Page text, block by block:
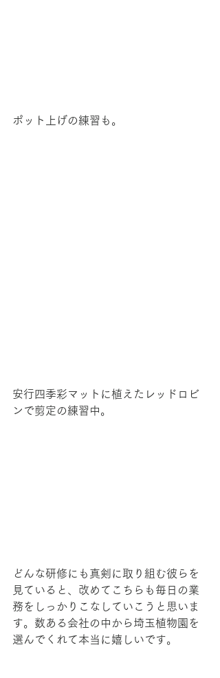
ポット上げの練習も。
安行四季彩マットに植えたレッドロビ
ンで剪定の練習中。
どんな研修にも真剣に取り組む彼らを
見ていると、改めてこちらも毎日の業
務をしっかりこなしていこうと思いま
す。数ある会社の中から埼玉植物園を
選んでくれて本当に嬉しいです。